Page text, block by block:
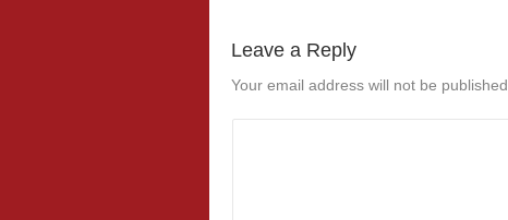
Leave a Reply
Your email address will not be published.